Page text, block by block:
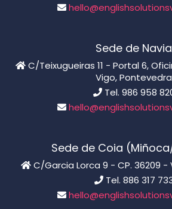
Sede de Navia
C/Teixugueiras 11 - Portal 6,
Vigo, Pontevedra
Tel. 986 958
Sede de Coia
C/Garcia Lorca 9 - CP. 36209
Tel. 886 317